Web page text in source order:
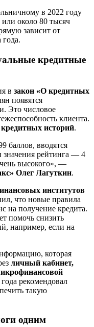
в 2022 году
или около 80 тысяч
зависит от
года.
кредитные
в закон «О кредитных
появятся
Это числовое
клиента.
историй.
баллов, вводятся
значения рейтинга — 4
высокого», —
Олег Лагуткин.
институтов
что новые правила
на получение кредита.
помочь снизить
например, если на
которая
личный кабинет,
рекомендовал
такую
одним